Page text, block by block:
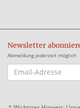
Newsletter
Abmeldung jederzeit möglich
EMAIL-
ADRESSE